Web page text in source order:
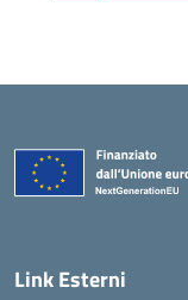
Link Esterni